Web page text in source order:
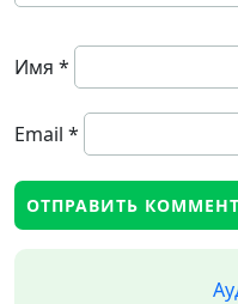
Имя *
Email *